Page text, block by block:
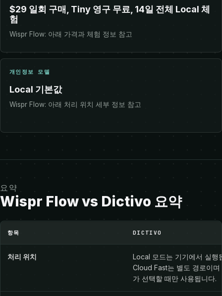
$29 일회 구매, Tiny 영구 무료, 14일 전체 Local 체
험
Wispr Flow: 아래 가격과 체험 정보 참고
개인정보 모델
Local 기본값
Wispr Flow: 아래 처리 위치 세부 정보 참고
요약
Wispr Flow vs Dictivo 요약
항목 DICTIVO
처리 위치
Local 모드는 기기에서 실행
Cloud Fast는 별도 경로이며
가 선택할 때만 사용됩니다.